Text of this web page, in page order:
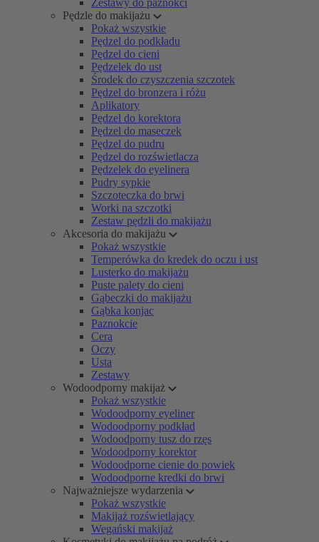
Zestawy do paznokci
Pędzle do makijażu
Pokaż wszystkie
Pędzel do podkładu
Pędzel do cieni
Pędzelek do ust
Środek do czyszczenia szczotek
Pędzel do bronzera i różu
Aplikatory
Pędzel do korektora
Pędzel do maseczek
Pędzel do pudru
Pędzel do rozświetlacza
Pędzelek do eyelinera
Pudry sypkie
Szczoteczka do brwi
Worki na szczotki
Zestaw pędzli do makijażu
Akcesoria do makijażu
Pokaż wszystkie
Temperówka do kredek do oczu i ust
Lusterko do makijażu
Puste palety do cieni
Gąbeczki do makijażu
Gąbka konjac
Paznokcie
Cera
Oczy
Usta
Zestawy
Wodoodporny makijaż
Pokaż wszystkie
Wodoodporny eyeliner
Wodoodporny podkład
Wodoodporny tusz do rzęs
Wodoodporny korektor
Wodoodporne cienie do powiek
Wodoodporne kredki do brwi
Najważniejsze wydarzenia
Pokaż wszystkie
Makijaż rozświetlający
Wegański makijaż